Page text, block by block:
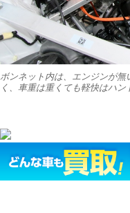
ボンネット内は、エンジンが
く、車重は重くても軽快はハン